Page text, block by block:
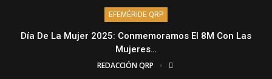
EFEMÉRIDE QRP
Día De La Mujer 2025: Conmemoramos El 8M Con Las
Mujeres…
REDACCIÓN QRP